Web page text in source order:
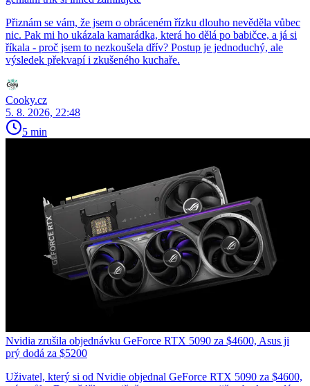
Přiznám se vám, že jsem o obráceném řízku dlouho nevěděla vůbec
nic. Pak mi ho ukázala kamarádka, která ho dělá po babičce, a já si
říkala - proč jsem to nezkoušela dřív? Postup je jednoduchý, ale
výsledek překvapí i zkušeného kuchaře.
Cooky.cz
5. 8. 2026, 22:48
5 min
Nvidia zrušila objednávku GeForce RTX 5090 za $4600, Asus ji
prý dodá za $5200
Uživatel, který si od Nvidie objednal GeForce RTX 5090 za $4600,